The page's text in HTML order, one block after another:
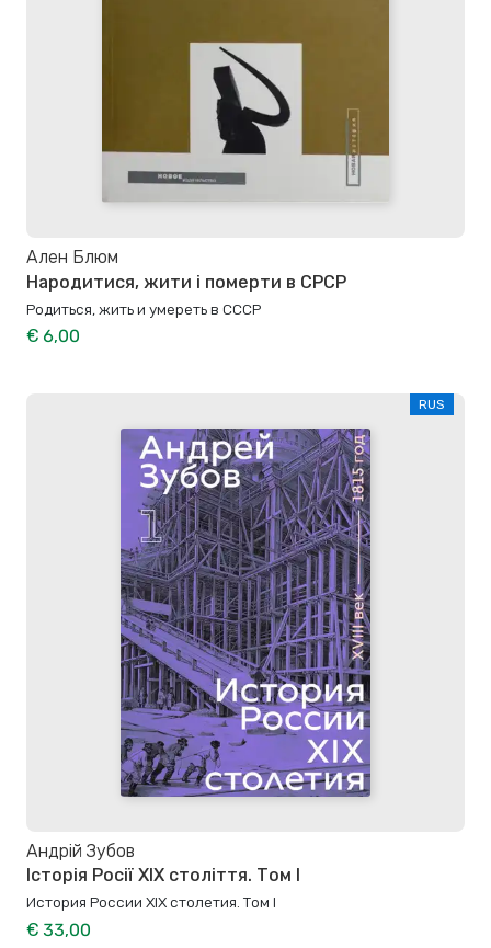
Ален Блюм
Народитися, жити і померти в СРСР
Родиться, жить и умереть в СССР
€ 6,00
RUS
Андрій Зубов
Історія Росії ХІХ століття. Том I
История России XIX столетия. Том I
€ 33,00